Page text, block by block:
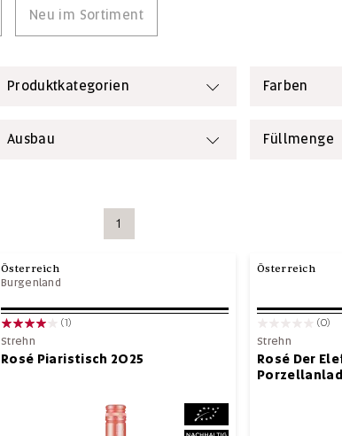
Neu im Sortiment
Produktkategorien Farben
Ausbau Füllmenge
1
Österreich
Burgenland
(1)
Strehn
Rosé Piaristisch 2025
Österreich
(0)
Strehn
Rosé Der